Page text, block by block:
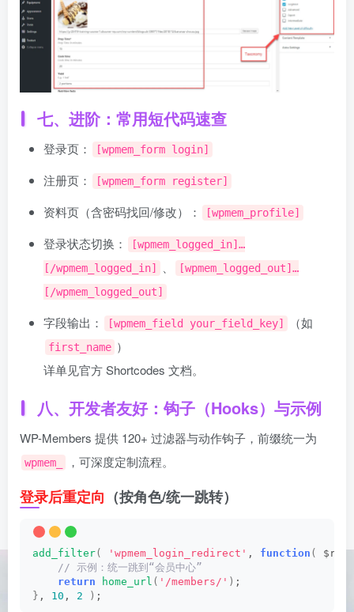
七、进阶：常用短代码速查
登录页： [wpmem_form login]
注册页： [wpmem_form register]
资料页（含密码找回/修改）： [wpmem_profile]
登录状态切换：
[wpmem_logged_in]…
[/wpmem_logged_in]
[wpmem_logged_out]…
[/wpmem_logged_out]
字段输出： [wpmem_field your_field_key] （如
first_name ）
详单见官方 Shortcodes 文档。
八、开发者友好：钩子（Hooks）与示例
WP-Members 提供 120+ 过滤器与动作钩子，前缀统一为
wpmem_ ，可深度定制流程。
登录后重定向 （按角色/统一跳转）
add_filter( 'wpmem_login_redirect' , function (
// 示例：统一跳到“会员中心”
return
home_url ( '/members/' ) ;
} , 10 , 2 ) ;